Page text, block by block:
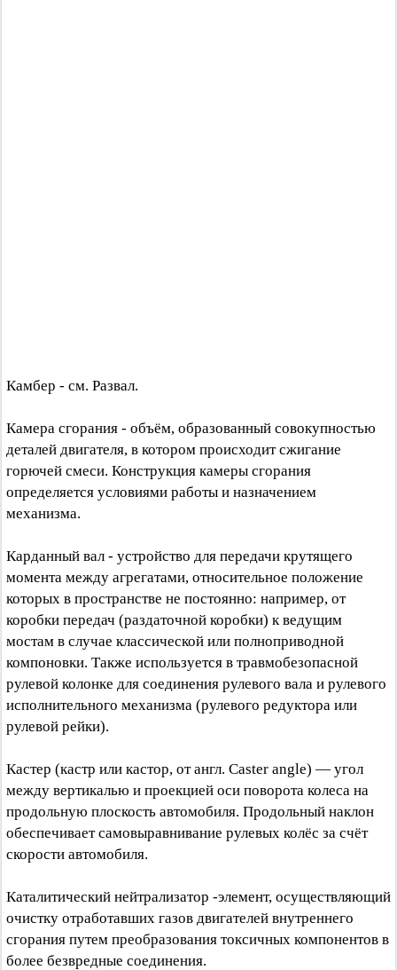
Камбер - см. Развал.
Камера сгорания - объём, образованный совокупностью
деталей двигателя, в котором происходит сжигание
горючей смеси. Конструкция камеры сгорания
определяется условиями работы и назначением
механизма.
Карданный вал - устройство для передачи крутящего
момента между агрегатами, относительное положение
которых в пространстве не постоянно: например, от
коробки передач (раздаточной коробки) к ведущим
мостам в случае классической или полноприводной
компоновки. Также используется в травмобезопасной
рулевой колонке для соединения рулевого вала и рулевого
исполнительного механизма (рулевого редуктора или
рулевой рейки).
Кастер (кастр или кастор, от англ. Caster angle) — угол
между вертикалью и проекцией оси поворота колеса на
продольную плоскость автомобиля. Продольный наклон
обеспечивает самовыравнивание рулевых колёс за счёт
скорости автомобиля.
Каталитический нейтрализатор -элемент, осуществляющий
очистку отработавших газов двигателей внутреннего
сгорания путем преобразования токсичных компонентов в
более безвредные соединения.